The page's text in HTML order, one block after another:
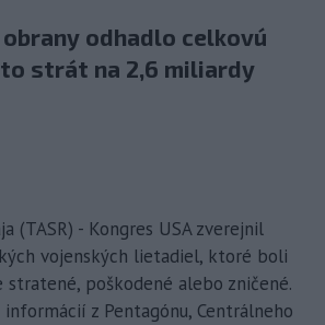
odhadlo celkovú
strát na 2,6 miliardy
(TASR) - Kongres USA zverejnil
vojenských lietadiel, ktoré boli
stratené, poškodené alebo zničené.
z Pentagónu, Centrálneho